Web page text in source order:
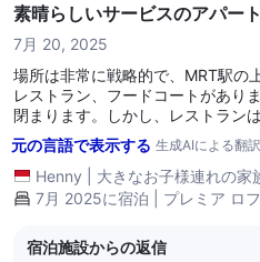
within the same building complex. – It brings us
learn you will return to stay
to deserve your valued support and
enjoyed being of service to
being of service to you again. -- We are at your service,
we wish you well. --- Kind regards, -- The management of
Citadines Fusionopolis Singapore
素晴らしいサービスのアパー
7月 20, 2025
場所は非常に戦略的で、MRT駅の
レストラン、フードコートがあり
閉まります。しかし、レストラン
元の言語で表示する 生成AIによる翻訳
Henny 大きなお子様連れの家
7月 2025に宿泊 | プレミア ロ
宿泊施設からの返信